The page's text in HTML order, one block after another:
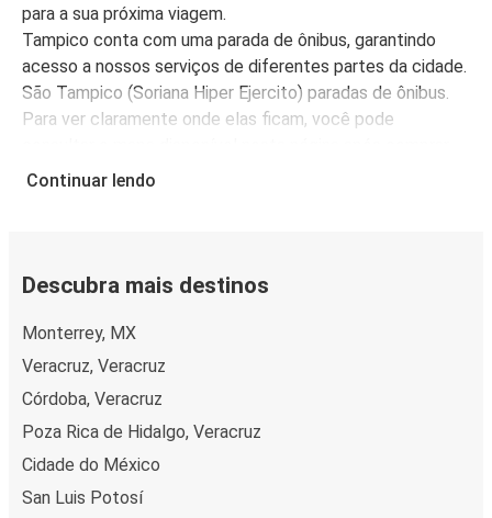
para a sua próxima viagem.
Tampico conta com uma parada de ônibus, garantindo
acesso a nossos serviços de diferentes partes da cidade.
São Tampico (Soriana Hiper Ejercito) paradas de ônibus.
Para ver claramente onde elas ficam, você pode
sua passagem de ônibus.
87,99, dependendo da cidade de origem.
Continuar lendo
Descubra mais destinos
Monterrey, MX
Veracruz, Veracruz
Córdoba, Veracruz
Poza Rica de Hidalgo, Veracruz
Cidade do México
San Luis Potosí